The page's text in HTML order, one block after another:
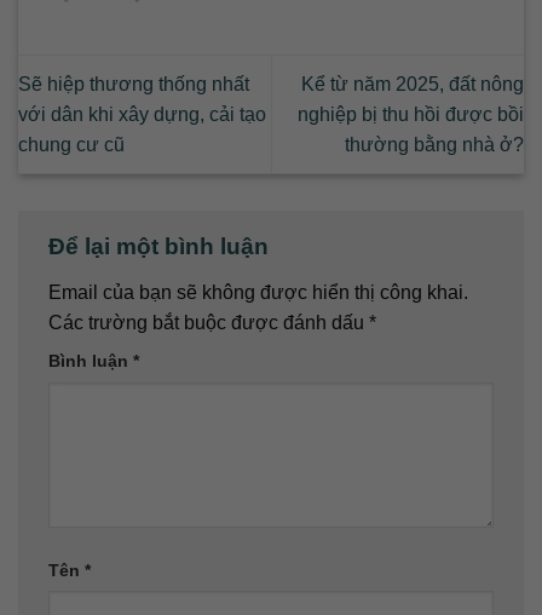
Sẽ hiệp thương thống nhất
với dân khi xây dựng, cải tạo
chung cư cũ
Kể từ năm 2025, đất nông
nghiệp bị thu hồi được bồi
thường bằng nhà ở?
Để lại một bình luận
Email của bạn sẽ không được hiển thị công khai.
Các trường bắt buộc được đánh dấu *
Bình luận *
Tên *